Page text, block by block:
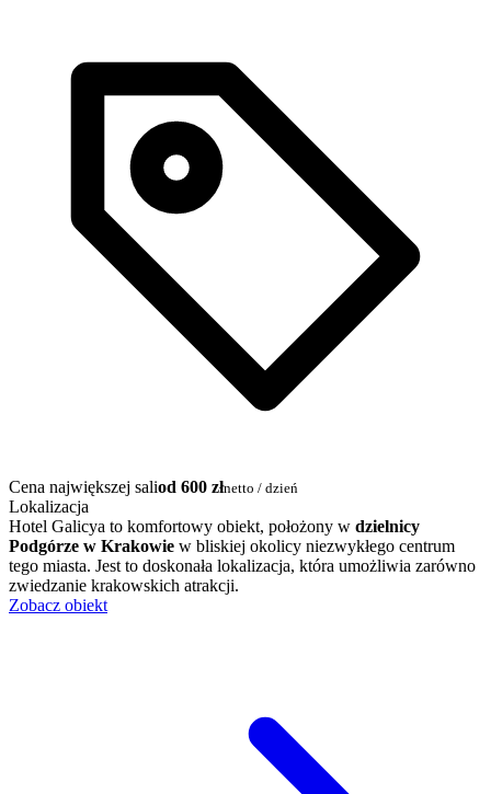
Cena największej saliod 600 złnetto / dzień
Lokalizacja
Hotel Galicya to komfortowy obiekt, położony w dzielnicy
Podgórze w Krakowie w bliskiej okolicy niezwykłego centrum
tego miasta. Jest to doskonała lokalizacja, która umożliwia zarówno
zwiedzanie krakowskich atrakcji.
Zobacz obiekt